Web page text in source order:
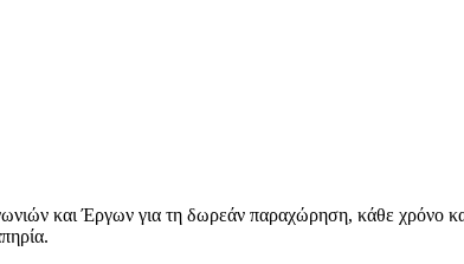
και Έργων για τη δωρεάν παραχώρηση, κάθε χρόνο